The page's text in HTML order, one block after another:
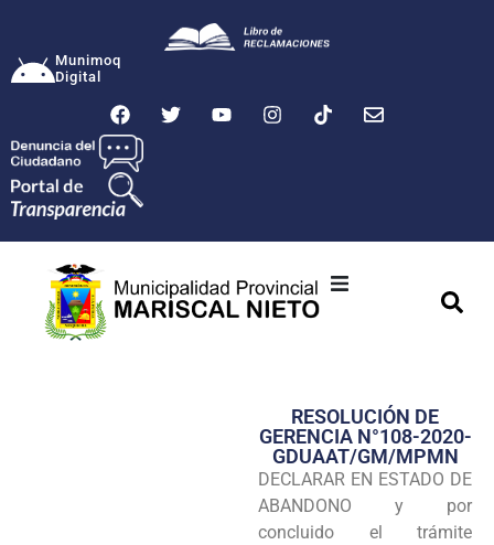
Munimoq
Digital
Transparencia
Seguridad
Programas
RESOLUCIÓN DE
GERENCIA N°108-2020-
GDUAAT/GM/MPMN
DECLARAR EN ESTADO DE
ABANDONO y por
concluido el trámite